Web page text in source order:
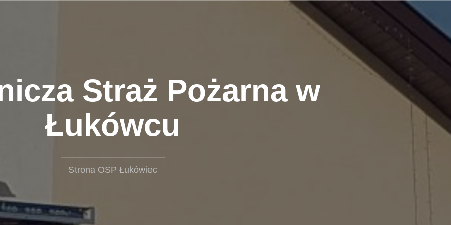
Straż Pożarna w
Łukówcu
Strona OSP Łukówiec